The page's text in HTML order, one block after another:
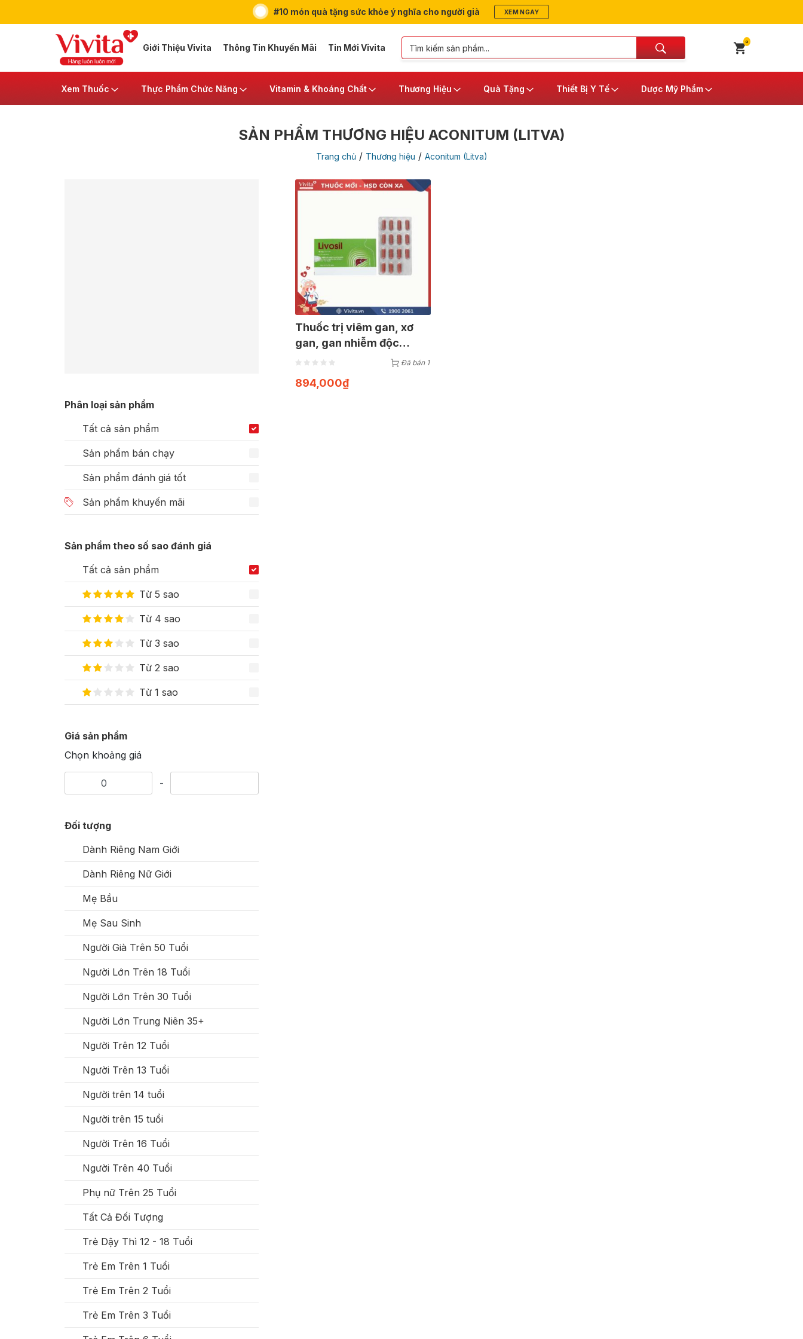
#10 món quà tặng sức khỏe ý nghĩa cho người già XEM NGAY
Giới Thiệu Vivita Thông Tin Khuyến Mãi Tin Mới Vivita
0
Xem Thuốc Thực Phẩm Chức Năng Vitamin & Khoáng Chất Thương Hiệu Quà Tặng Thiết Bị Y Tế Dược Mỹ Phẩm
SẢN PHẨM THƯƠNG HIỆU ACONITUM (LITVA)
Trang chủ/ Thương hiệu / Aconitum (Litva)
Phân loại sản phẩm
Tất cả sản phẩm
Sản phẩm bán chạy
Sản phẩm đánh giá tốt
Sản phẩm khuyến mãi
Sản phẩm theo số sao đánh giá
Tất cả sản phẩm
Từ 5 sao
Từ 4 sao
Từ 3 sao
Từ 2 sao
Từ 1 sao
Giá sản phẩm
Chọn khoảng giá
-
Đối tượng
Dành Riêng Nam Giới
Dành Riêng Nữ Giới
Mẹ Bầu
Mẹ Sau Sinh
Người Già Trên 50 Tuổi
Người Lớn Trên 18 Tuổi
Người Lớn Trên 30 Tuổi
Người Lớn Trung Niên 35+
Người Trên 12 Tuổi
Người Trên 13 Tuổi
Người trên 14 tuổi
Người trên 15 tuổi
Người Trên 16 Tuổi
Người Trên 40 Tuổi
Phụ nữ Trên 25 Tuổi
Tất Cả Đối Tượng
Trẻ Dậy Thì 12 - 18 Tuổi
Trẻ Em Trên 1 Tuổi
Trẻ Em Trên 2 Tuổi
Trẻ Em Trên 3 Tuổi
Thuốc trị viêm gan, xơ
gan, gan nhiễm độc
Livosil | Hộp 120 viênĐã bán 1
894,000₫